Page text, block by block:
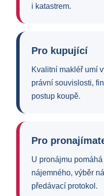
i katastrem.
Pro kupující
Kvalitní makléř umí
právní souvislosti,
postup koupě.
Pro
U pronájmu
nájemného, výběr
předávací protokol.